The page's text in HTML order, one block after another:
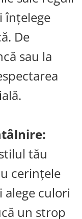
înțelege
De
sau la
tău
cerințele
alege culori
un strop